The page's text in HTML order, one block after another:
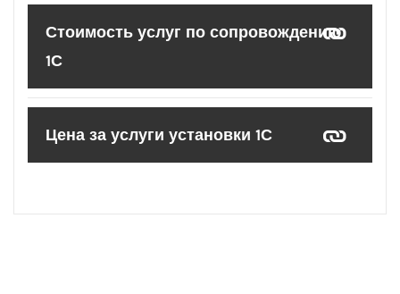
Стоимость услуг по сопровождению
1С
Цена за услуги установки 1С